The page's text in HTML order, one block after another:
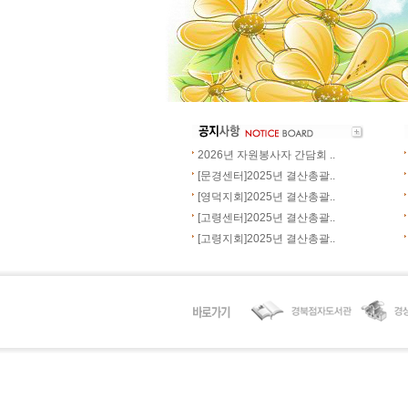
2026년 자원봉사자 간담회 ..
[문경센터]2025년 결산총괄..
[영덕지회]2025년 결산총괄..
[고령센터]2025년 결산총괄..
[고령지회]2025년 결산총괄..